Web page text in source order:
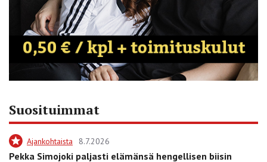
Suosituimmat
Ajankohtaista 8.7.2026
Pekka Simojoki paljasti elämänsä hengellisen biisin